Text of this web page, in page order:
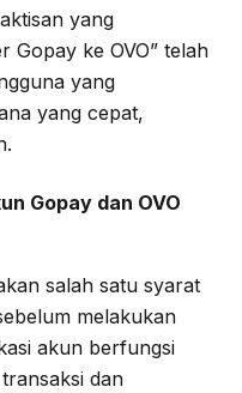
yang
Gopay ke OVO” telah
yang
yang cepat,
Gopay dan OVO
salah satu syarat
melakukan
akun berfungsi
dan